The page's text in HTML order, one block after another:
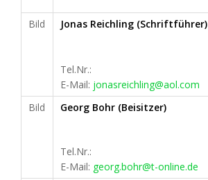
Bild Jonas Reichling (Schriftführer)
Tel.Nr.:
E-Mail: jonasreichling@aol.com
Bild
Georg Bohr (Beisitzer)
Tel.Nr.:
E-Mail: georg.bohr@t-online.de